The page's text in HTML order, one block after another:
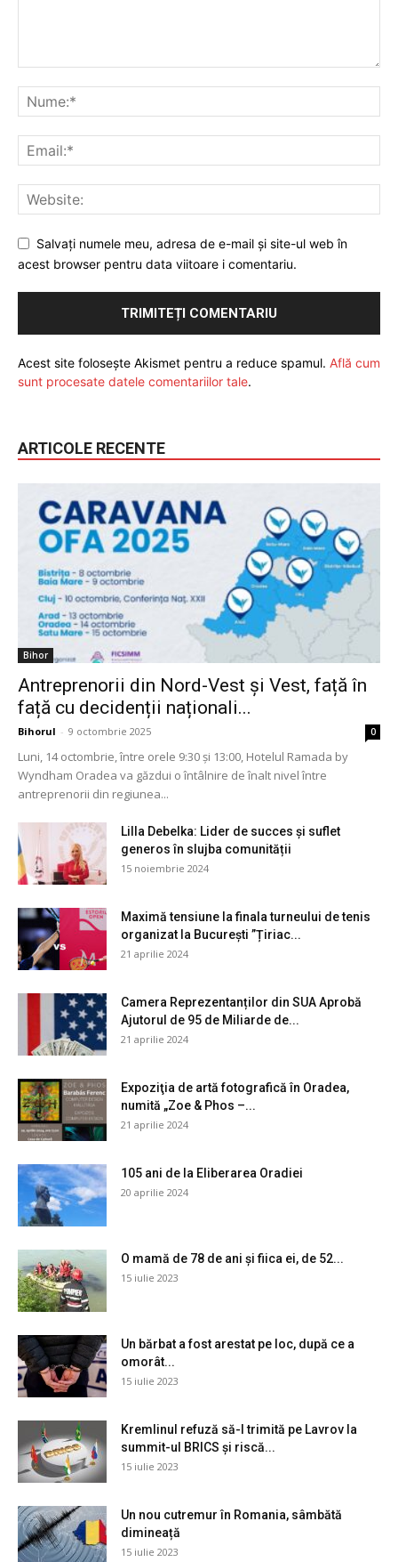
Salvați numele meu, adresa de e-mail și site-ul web în
acest browser pentru data viitoare i comentariu.
Acest site folosește Akismet pentru a reduce spamul. Află cum
sunt procesate datele comentariilor tale.
ARTICOLE RECENTE
Bihor
Antreprenorii din Nord-Vest și Vest, față în
față cu decidenții naționali...
Bihorul - 9 octombrie 2025 0
Luni, 14 octombrie, între orele 9:30 și 13:00, Hotelul Ramada by
Wyndham Oradea va găzdui o întâlnire de înalt nivel între
antreprenorii din regiunea...
Lilla Debelka: Lider de succes și suflet
generos în slujba comunității
15 noiembrie 2024
Maximă tensiune la finala turneului de tenis
organizat la București ”Țiriac...
21 aprilie 2024
Camera Reprezentanților din SUA Aprobă
Ajutorul de 95 de Miliarde de...
21 aprilie 2024
Expoziţia de artă fotografică în Oradea,
numită „Zoe & Phos –...
21 aprilie 2024
105 ani de la Eliberarea Oradiei
20 aprilie 2024
O mamă de 78 de ani și fiica ei, de 52...
15 iulie 2023
Un bărbat a fost arestat pe loc, după ce a
omorât...
15 iulie 2023
Kremlinul refuză să-l trimită pe Lavrov la
summit-ul BRICS și riscă...
15 iulie 2023
Un nou cutremur în Romania, sâmbătă
dimineață
15 iulie 2023